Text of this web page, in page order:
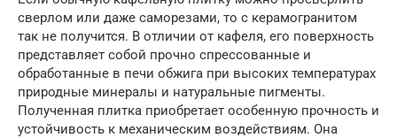
сверлом или даже саморезами, то с керамогранитом
так не получится. В отличии от кафеля, его поверхность
представляет собой прочно спрессованные и
обработанные в печи обжига при высоких температурах
природные минералы и натуральные пигменты.
Полученная плитка приобретает особенную прочность и
устойчивость к механическим воздействиям. Она